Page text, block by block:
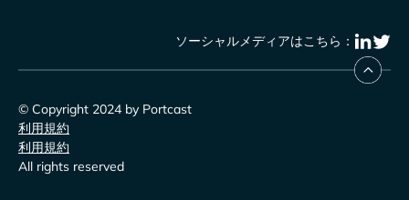
ソーシャルメディアはこちら：
© Copyright 2024 by Portcast
利用規約
利用規約
All rights reserved